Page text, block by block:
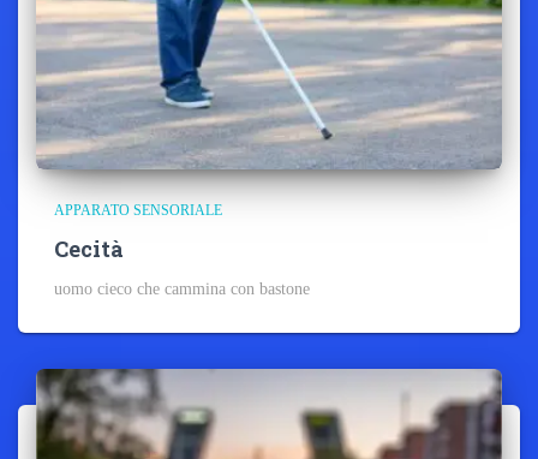
APPARATO SENSORIALE
Cecità
uomo cieco che cammina con bastone